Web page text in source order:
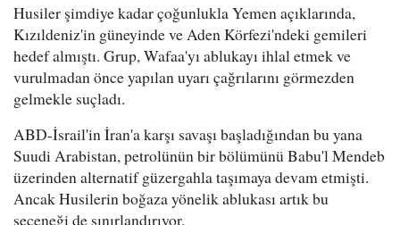
Husiler şimdiye kadar çoğunlukla Yemen açıklarında,
Kızıldeniz'in güneyinde ve Aden Körfezi'ndeki gemileri
hedef almıştı. Grup, Wafaa'yı ablukayı ihlal etmek ve
vurulmadan önce yapılan uyarı çağrılarını görmezden
gelmekle suçladı.
ABD-İsrail'in İran'a karşı savaşı başladığından bu yana
Suudi Arabistan, petrolünün bir bölümünü Babu'l Mendeb
üzerinden alternatif güzergahla taşımaya devam etmişti.
Ancak Husilerin boğaza yönelik ablukası artık bu
seçeneği de sınırlandırıyor.